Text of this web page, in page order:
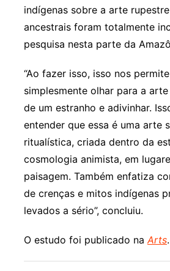
indígenas sobre a arte
ancestrais foram totalmente
pesquisa nesta parte da
“Ao fazer isso, isso nos
simplesmente olhar para a
de um estranho e adivinhar.
entender que essa é uma arte
ritualística, criada dentro da
cosmologia animista, em
paisagem. Também enfatiza
de crenças e mitos indígenas
levados a sério”, concluiu.
O estudo foi publicado naArts.